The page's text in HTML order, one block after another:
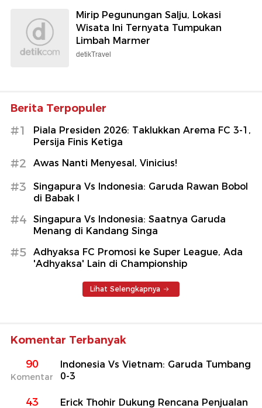
Mirip Pegunungan Salju, Lokasi
Wisata Ini Ternyata Tumpukan
Limbah Marmer
detikTravel
Berita Terpopuler
#1
Piala Presiden 2026: Taklukkan Arema FC 3-1,
Persija Finis Ketiga
#2 Awas Nanti Menyesal, Vinicius!
#3
Singapura Vs Indonesia: Garuda Rawan Bobol
di Babak I
#4
Singapura Vs Indonesia: Saatnya Garuda
Menang di Kandang Singa
#5
Adhyaksa FC Promosi ke Super League, Ada
'Adhyaksa' Lain di Championship
Lihat Selengkapnya
Komentar Terbanyak
90
Komentar
Indonesia Vs Vietnam: Garuda Tumbang
0-3
43
Erick Thohir Dukung Rencana Penjualan